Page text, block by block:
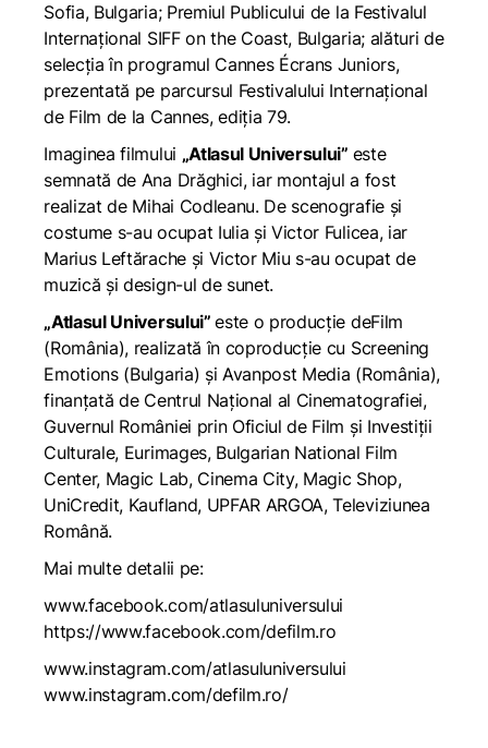
Sofia, Bulgaria; Premiul Publicului de la Festivalul
Internațional SIFF on the Coast, Bulgaria; alături de
selecția în programul Cannes Écrans Juniors,
prezentată pe parcursul Festivalului Internațional
de Film de la Cannes, ediția 79.
Imaginea filmului „Atlasul Universului” este
semnată de Ana Drăghici, iar montajul a fost
realizat de Mihai Codleanu. De scenografie și
costume s-au ocupat Iulia și Victor Fulicea, iar
Marius Leftărache și Victor Miu s-au ocupat de
muzică și design-ul de sunet.
„Atlasul Universului”este o producție deFilm
(România), realizată în coproducție cu Screening
Emotions (Bulgaria) și Avanpost Media (România),
finanțată de Centrul Național al Cinematografiei,
Guvernul României prin Oficiul de Film și Investiții
Culturale, Eurimages, Bulgarian National Film
Center, Magic Lab, Cinema City, Magic Shop,
UniCredit, Kaufland, UPFAR ARGOA, Televiziunea
Română.
Mai multe detalii pe:
www.facebook.com/atlasuluniversului
https://www.facebook.com/defilm.ro
www.instagram.com/atlasuluniversului
www.instagram.com/defilm.ro/